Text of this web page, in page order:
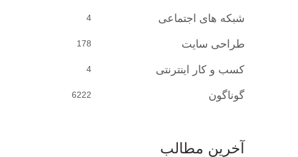
4 شبکه های اجتماعی
178 طراحی سایت
4 کسب و کار اینترنتی
6222 گوناگون
آخرین مطالب